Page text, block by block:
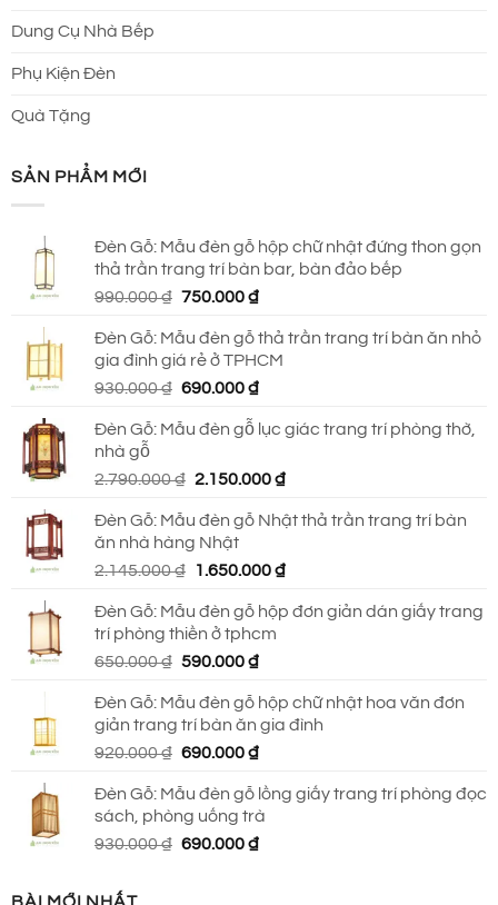
Dung Cụ Nhà Bếp
Phụ Kiện Đèn
Quà Tặng
SẢN PHẨM MỚI
Đèn Gỗ: Mẫu đèn gỗ hộp chữ nhật đứng thon gọn
thả trần trang trí bàn bar, bàn đảo bếp
990.000₫ Giá
là:
990.000 ₫.
750.000₫Giá
tại
là:
750.000 ₫.
Đèn Gỗ: Mẫu đèn gỗ thả trần trang trí bàn ăn nhỏ
gia đình giá rẻ ở TPHCM
930.000₫ Giá
là:
690.000₫Giá
tại
690.000 ₫.
Đèn Gỗ: Mẫu đèn gỗ lục giác trang trí phòng thờ,
nhà gỗ
2.790.000₫ Giá
là:
2.790.000 ₫.
2.150.000₫Giá
tại
2.150.000 ₫.
Đèn Gỗ: Mẫu đèn gỗ Nhật thả trần trang trí bàn
ăn nhà hàng Nhật
2.145.000₫
Giá
là:
2.145.000 ₫.
1.650.000₫Giá
tại
Đèn Gỗ: Mẫu đèn gỗ hộp đơn giản dán giấy trang
trí phòng thiền ở tphcm
650.000₫ Giá
là:
650.000 ₫.
590.000₫Giá
tại
là:
590.000 ₫.
Đèn Gỗ: Mẫu đèn gỗ hộp chữ nhật hoa văn đơn
giản trang trí bàn ăn gia đình
920.000₫ Giá
là:
920.000 ₫.
690.000₫Giá
tại
là:
690.000 ₫.
Đèn Gỗ: Mẫu đèn gỗ lồng giấy trang trí phòng đọc
sách, phòng uống trà
930.000₫ Giá
690.000₫Giá